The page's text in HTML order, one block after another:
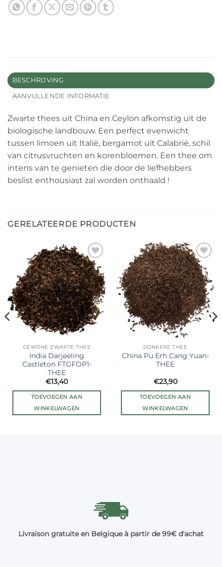
BESCHRIJVING
AANVULLENDE INFORMATIE
Zwarte thees uit China en Ceylon afkomstig uit de
biologische landbouw. Een perfect evenwicht
tussen limoen uit Italië, bergamot uit Calabrië, schil
van citrusvruchten en korenbloemen. Een thee om
intens van te genieten die door de liefhebbers
beslist enthousiast zal worden onthaald !
GERELATEERDE PRODUCTEN
Ajouter
à la liste
de
souhaits
GEWONE ZWARTE THEE
India Darjeeling
Castleton FTGFOP1-
THEE
€13,40
TOEVOEGEN AAN
WINKELWAGEN
Ajouter
à la liste
de
souhaits
DONKERE THEE
China Pu Erh Cang Yuan-
THEE
€23,90
TOEVOEGEN AAN
WINKELWAGEN
Livraison gratuite en Belgique à partir de 99€ d'achat